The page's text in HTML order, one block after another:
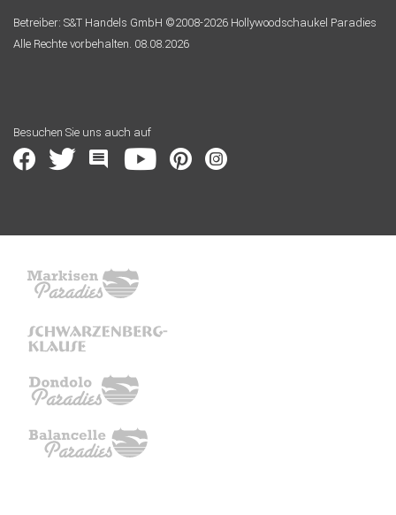
Betreiber: S&T Handels GmbH ©2008-2026 Hollywoodschaukel Paradies
Alle Rechte vorbehalten. 08.08.2026
Besuchen Sie uns auch auf